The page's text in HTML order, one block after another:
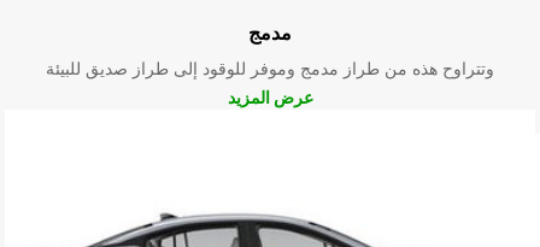
مدمج
وتتراوح هذه من طراز مدمج وموفر للوقود إلى طراز صديق للبيئة
عرض المزيد